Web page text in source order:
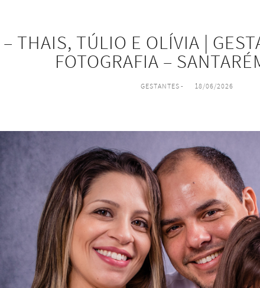
GESTANTES 18/06/2026
THAIS, TÚLIO E OLÍVIA |
FOTOGRAFIA –